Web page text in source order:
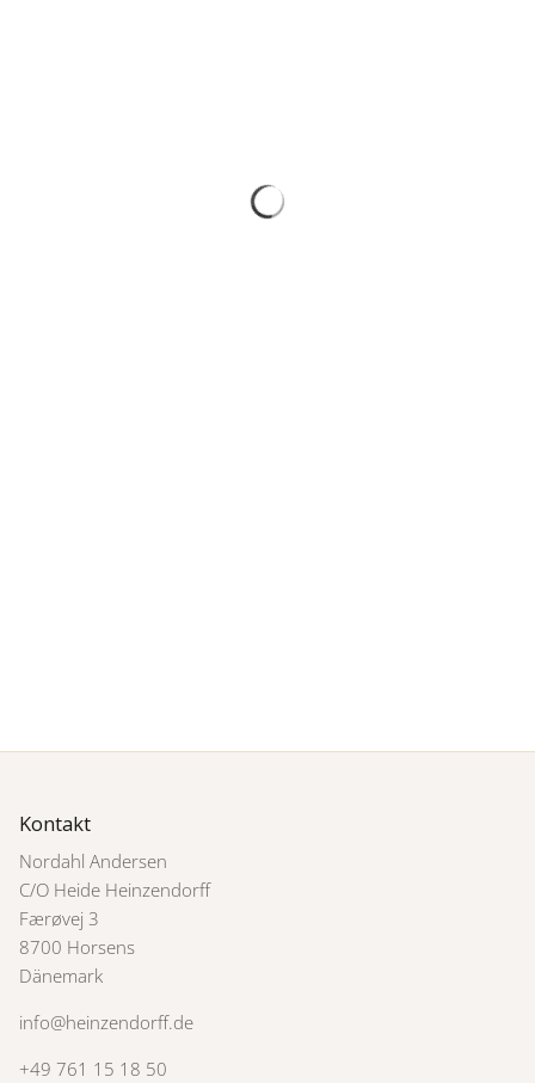
Kontakt
Nordahl Andersen
C/O Heide Heinzendorff
Færøvej 3
8700 Horsens
Dänemark
info@heinzendorff.de
+49 761 15 18 50